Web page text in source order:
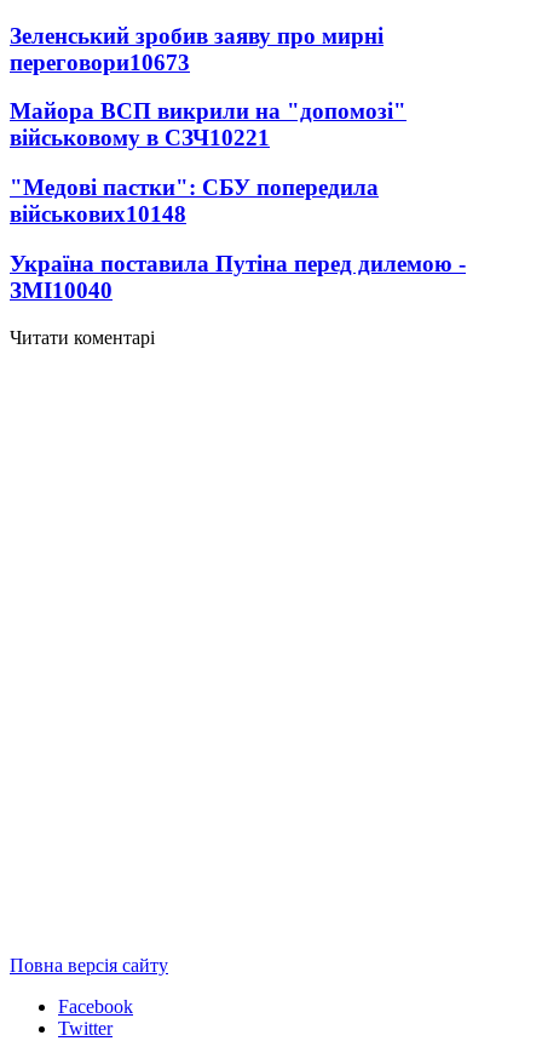
Зеленський зробив заяву про мирні
переговори10673
Майора ВСП викрили на "допомозі"
військовому в СЗЧ10221
"Медові пастки": СБУ попередила
військових10148
Україна поставила Путіна перед дилемою -
ЗМІ10040
Читати коментарі
Повна версія сайту
Facebook
Twitter